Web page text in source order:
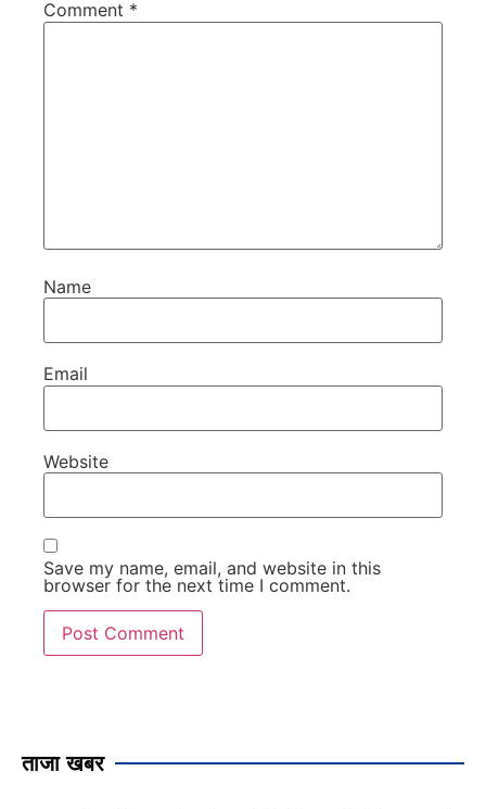
Comment *
Name
Email
Website
Save my name, email, and website in this
browser for the next time I comment.
ताजा खबर